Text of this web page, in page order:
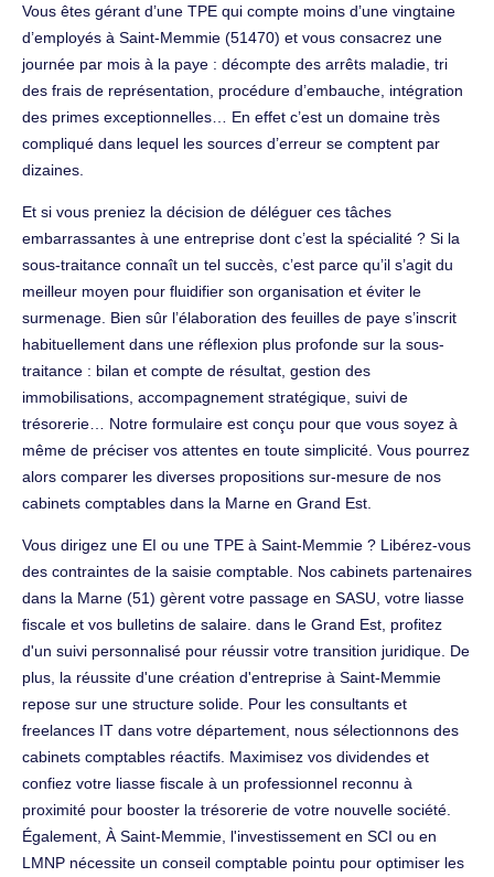
Vous êtes gérant d’une TPE qui compte moins d’une vingtaine
d’employés à Saint-Memmie (51470) et vous consacrez une
journée par mois à la paye : décompte des arrêts maladie, tri
des frais de représentation, procédure d’embauche, intégration
des primes exceptionnelles… En effet c’est un domaine très
compliqué dans lequel les sources d’erreur se comptent par
dizaines.
Et si vous preniez la décision de déléguer ces tâches
embarrassantes à une entreprise dont c’est la spécialité ? Si la
sous-traitance connaît un tel succès, c’est parce qu’il s’agit du
meilleur moyen pour fluidifier son organisation et éviter le
surmenage. Bien sûr l’élaboration des feuilles de paye s’inscrit
habituellement dans une réflexion plus profonde sur la sous-
traitance : bilan et compte de résultat, gestion des
immobilisations, accompagnement stratégique, suivi de
trésorerie… Notre formulaire est conçu pour que vous soyez à
même de préciser vos attentes en toute simplicité. Vous pourrez
alors comparer les diverses propositions sur-mesure de nos
cabinets comptables dans la Marne en Grand Est.
Vous dirigez une EI ou une TPE à Saint-Memmie ? Libérez-vous
des contraintes de la saisie comptable. Nos cabinets partenaires
dans la Marne (51) gèrent votre passage en SASU, votre liasse
fiscale et vos bulletins de salaire. dans le Grand Est, profitez
d'un suivi personnalisé pour réussir votre transition juridique. De
plus, la réussite d'une création d'entreprise à Saint-Memmie
repose sur une structure solide. Pour les consultants et
freelances IT dans votre département, nous sélectionnons des
cabinets comptables réactifs. Maximisez vos dividendes et
confiez votre liasse fiscale à un professionnel reconnu à
proximité pour booster la trésorerie de votre nouvelle société.
Également, À Saint-Memmie, l'investissement en SCI ou en
LMNP nécessite un conseil comptable pointu pour optimiser les